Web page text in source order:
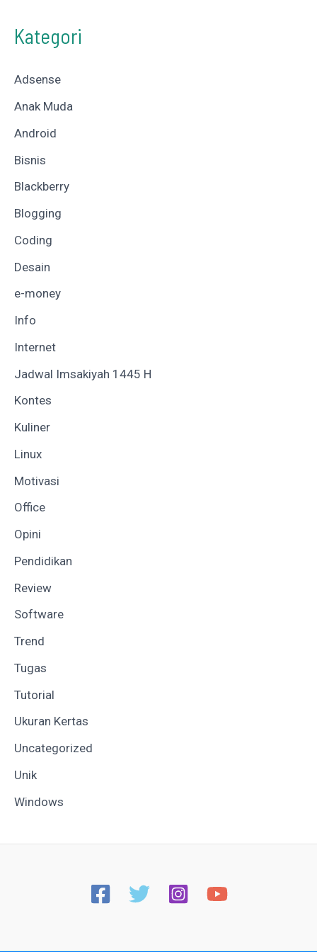
Kategori
Adsense
Anak Muda
Android
Bisnis
Blackberry
Blogging
Coding
Desain
e-money
Info
Internet
Jadwal Imsakiyah 1445 H
Kontes
Kuliner
Linux
Motivasi
Office
Opini
Pendidikan
Review
Software
Trend
Tugas
Tutorial
Ukuran Kertas
Uncategorized
Unik
Windows